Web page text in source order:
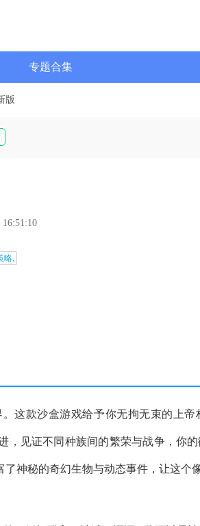
专题合集
版
16:51:10
略,
这款沙盒游戏给予你无拘无束的上
，见证不同种族间的繁荣与战争，你
神秘的奇幻生物与动态事件，让这个